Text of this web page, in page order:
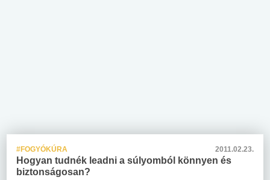
#FOGYÓKÚRA 2011.02.23.
Hogyan tudnék leadni a súlyomból könnyen és
biztonságosan?